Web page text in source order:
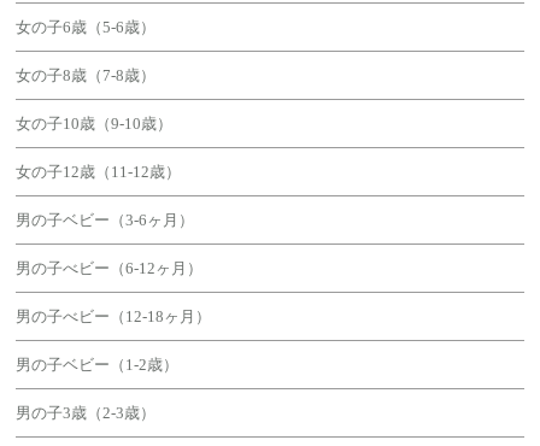
女の子6歳（5-6歳）
女の子8歳（7-8歳）
女の子10歳（9-10歳）
女の子12歳（11-12歳）
男の子ベビー（3-6ヶ月）
男の子べビー（6-12ヶ月）
男の子べビー（12-18ヶ月）
男の子ベビー（1-2歳）
男の子3歳（2-3歳）